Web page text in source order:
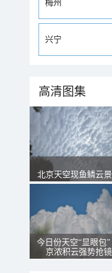
梅州
兴宁
高清图集
北京天空现鱼鳞云
今日份天空“显眼包
京浓积云强势抢镜